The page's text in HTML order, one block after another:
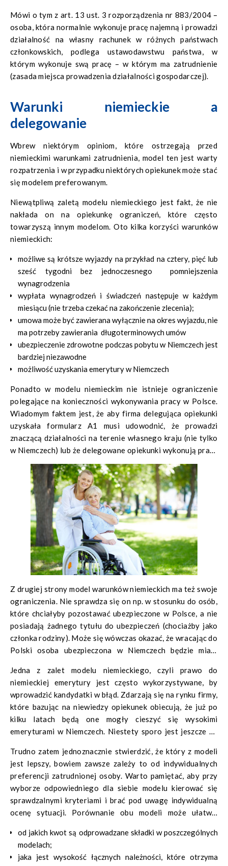
Mówi o tym z art. 13 ust. 3 rozporządzenia nr 883/2004 –
osoba, która normalnie wykonuje pracę najemną i prowadzi
działalność na własny rachunek w różnych państwach
członkowskich, podlega ustawodawstwu państwa, w
którym wykonuje swą pracę – w którym ma zatrudnienie
(zasada miejsca prowadzenia działalności gospodarczej).
Warunki niemieckie a
delegowanie
Wbrew niektórym opiniom, które ostrzegają przed
niemieckimi warunkami zatrudnienia, model ten jest warty
rozpatrzenia i w przypadku niektórych opiekunek może stać
się modelem preferowanym.
Niewątpliwą zaletą modelu niemieckiego jest fakt, że nie
nakłada on na opiekunkę ograniczeń, które często
towarzyszą innym modelom. Oto kilka korzyści warunków
niemieckich:
możliwe są krótsze wyjazdy na przykład na cztery, pięć lub
sześć tygodni bez jednoczesnego pomniejszenia
wynagrodzenia
wypłata wynagrodzeń i świadczeń następuje w każdym
miesiącu (nie trzeba czekać na zakończenie zlecenia);
umowa może być zawierana wyłącznie na okres wyjazdu, nie
ma potrzeby zawierania długoterminowych umów
ubezpieczenie zdrowotne podczas pobytu w Niemczech jest
bardziej niezawodne
możliwość uzyskania emerytury w Niemczech
Ponadto w modelu niemieckim nie istnieje ograniczenie
polegające na konieczności wykonywania pracy w Polsce.
Wiadomym faktem jest, że aby firma delegująca opiekunki
uzyskała formularz A1 musi udowodnić, że prowadzi
znaczącą działalności na terenie własnego kraju (nie tylko
w Niemczech) lub że delegowane opiekunki wykonują pracę
w dwóch krajach. W praktyce polega to na tym, że firmy te
zlecają opiekunkom oprócz usług opiekuńczych dodatkowe
usługi w kraju (najczęściej są to usługi rekrutacyjne bądź
reklamowe), których wykonanie jest obowiązkowe. W
modelu niemieckim wykonywanie dodatkowych usług poza
usługami opiekuńczymi w Niemczech jest nieobowiązkowe i
nie wiąże się z ryzykiem wyłączenia z ubezpieczeń na
wypadek odmowy wydania formularza A1.
Z drugiej strony model warunków niemieckich ma też swoje
ograniczenia. Nie sprawdza się on np. w stosunku do osób,
które chciałyby pozostawać ubezpieczone w Polsce, a nie
posiadają żadnego tytułu do ubezpieczeń (chociażby jako
członka rodziny). Może się wówczas okazać, że wracając do
Polski osoba ubezpieczona w Niemczech będzie miała
rozwiązaniem w tej sytuacji może być uzyskanie prawa do
ubezpieczeń z tytułu osoby bezrobotnej. Jednak regularne
rejestrowanie się i wyrejestrowywanie w Urzędzie Pracy w
okresach między kolejnymi zleceniami jest dość kłopotliwe
Jedna z zalet modelu niemieckiego, czyli prawo do
niemieckiej emerytury jest często wykorzystywane, by
wprowadzić kandydatki w błąd. Zdarzają się na rynku firmy,
które bazując na niewiedzy opiekunek obiecują, że już po
kilku latach będą one mogły cieszyć się wysokimi
emeryturami w Niemczech. Niestety sporo jest jeszcze na
koncentrują się na znalezieniu pracownika do wypełnienia
zlecenia, a nie na tym, by móc współpracować z nim przez
wiele lat. Nie można jednak zapominać, że model
delegowania – obecnie najpopularniejszy na rynku –
również nie jest wolny od nadużyć i dużo jest jeszcze
obecnie sytuacji, gdy opiekunkom zaniża się składki czy
wręcz naraża na ryzyko okresowego wyłączenia z
polskiego systemu ubezpieczeń. Znane są przykłady, gdy
ZUS, kwestionując prowadzenie znaczącej działalności w
Trudno zatem jednoznacznie stwierdzić, że który z modeli
jest lepszy, bowiem zawsze zależy to od indywidualnych
preferencji zatrudnionej osoby. Warto pamiętać, aby przy
wyborze odpowiedniego dla siebie modelu kierować się
sprawdzalnymi kryteriami i brać pod uwagę indywidualną
ocenę sytuacji. Porównanie obu modeli może ułatwić
od jakich kwot są odprowadzane składki w poszczególnych
modelach;
jaka jest wysokość łącznych należności, które otrzyma